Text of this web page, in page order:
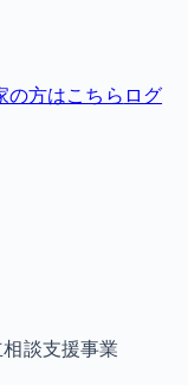
の方はこちら ログ
相談支援事業